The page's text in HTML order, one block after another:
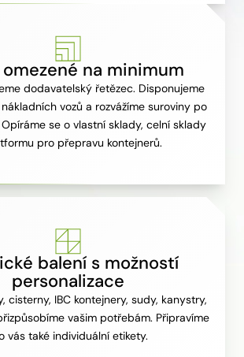
omezené na minimum
dodavatelský řetězec. Disponujeme
vozů a rozvážíme suroviny po
se o vlastní sklady, celní sklady
pro přepravu kontejnerů.
balení s možností
personalizace
cisterny, IBC kontejnery, sudy, kanystry,
vašim potřebám. Připravíme
vás také individuální etikety.